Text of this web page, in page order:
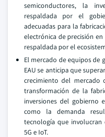
semiconductores, la
respaldada por el
adecuadas para la
electrónica de precisión
respaldada por el
El mercado de equipos de
EAU se anticipa que
crecimiento del mercado
transformación de la
inversiones del gobierno
como la demanda
tecnología que involucran
5G e IoT.